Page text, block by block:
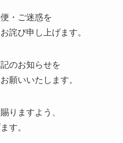
・ご迷惑を
詫び申し上げます。
のお知らせを
願いいたします。
りますよう、
す。